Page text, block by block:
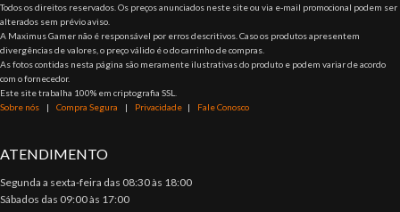
Todos os direitos reservados. Os preços anunciados neste site ou via e-mail promocional podem ser
alterados sem prévio aviso.
A Maximus Gamer não é responsável por erros descritivos. Caso os produtos apresentem
divergências de valores, o preço válido é o do carrinho de compras.
As fotos contidas nesta página são meramente ilustrativas do produto e podem variar de acordo
com o fornecedor.
Este site trabalha 100% em criptografia SSL.
Sobre nós | Compra Segura | Privacidade | Fale Conosco
ATENDIMENTO
Segunda a sexta-feira das 08:30 às 18:00
Sábados das 09:00 às 17:00